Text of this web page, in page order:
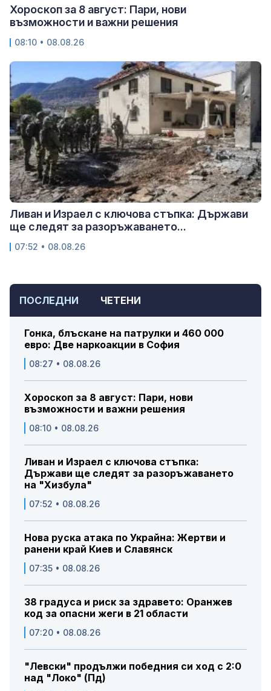
ПОСЛЕДНИ ЧЕТЕНИ
Гонка, блъскане на патрулки и 460 000
евро: Две наркоакции в София
08:27 • 08.08.26
Хороскоп за 8 август: Пари, нови
възможности и важни решения
08:10 • 08.08.26
Ливан и Израел с ключова стъпка:
Държави ще следят за разоръжаването
на "Хизбула"
07:52 • 08.08.26
Нова руска атака по Украйна: Жертви и
ранени край Киев и Славянск
07:35 • 08.08.26
38 градуса и риск за здравето: Оранжев
код за опасни жеги в 21 области
07:20 • 08.08.26
"Левски" продължи победния си ход с 2:0
над "Локо" (Пд)
Хороскоп за 8 август: Пари, нови
възможности и важни решения
08:10 • 08.08.26
Ливан и Израел с ключова стъпка: Държави
ще следят за разоръжаването...
07:52 • 08.08.26